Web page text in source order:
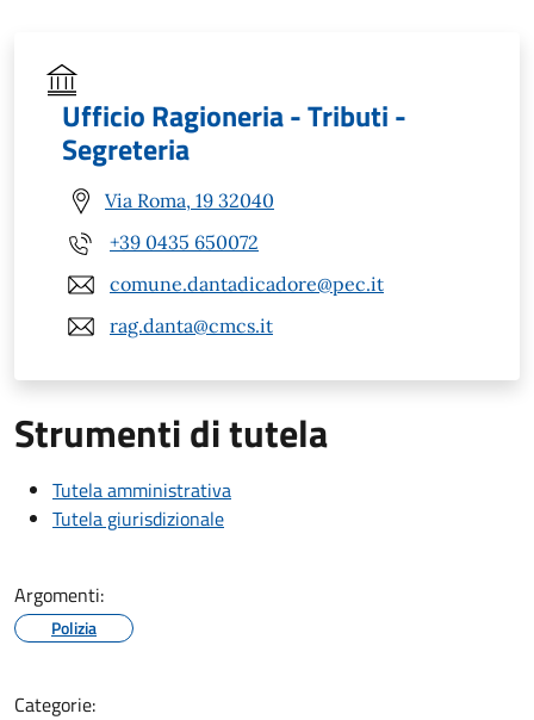
Ufficio Ragioneria - Tributi -
Segreteria
Via Roma, 19 32040
+39 0435 650072
comune.dantadicadore@pec.it
rag.danta@cmcs.it
Strumenti di tutela
Tutela amministrativa
Tutela giurisdizionale
Argomenti:
Polizia
Categorie: